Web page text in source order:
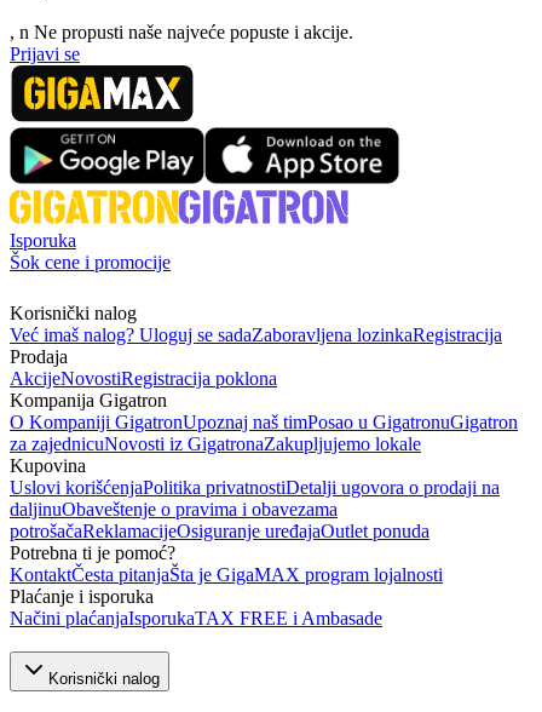
, n Ne propusti naše najveće popuste i akcije.
Prijavi se
Isporuka
Šok cene i promocije
Korisnički nalog
Već imaš nalog? Uloguj se sadaZaboravljena lozinkaRegistracija
Prodaja
AkcijeNovostiRegistracija poklona
Kompanija Gigatron
O Kompaniji GigatronUpoznaj naš timPosao u GigatronuGigatron
za zajednicuNovosti iz GigatronaZakupljujemo lokale
Kupovina
Uslovi korišćenjaPolitika privatnostiDetalji ugovora o prodaji na
daljinuObaveštenje o pravima i obavezama
potrošačaReklamacijeOsiguranje uređajaOutlet ponuda
Potrebna ti je pomoć?
KontaktČesta pitanjaŠta je GigaMAX program lojalnosti
Plaćanje i isporuka
Načini plaćanjaIsporukaTAX FREE i Ambasade
Korisnički nalog